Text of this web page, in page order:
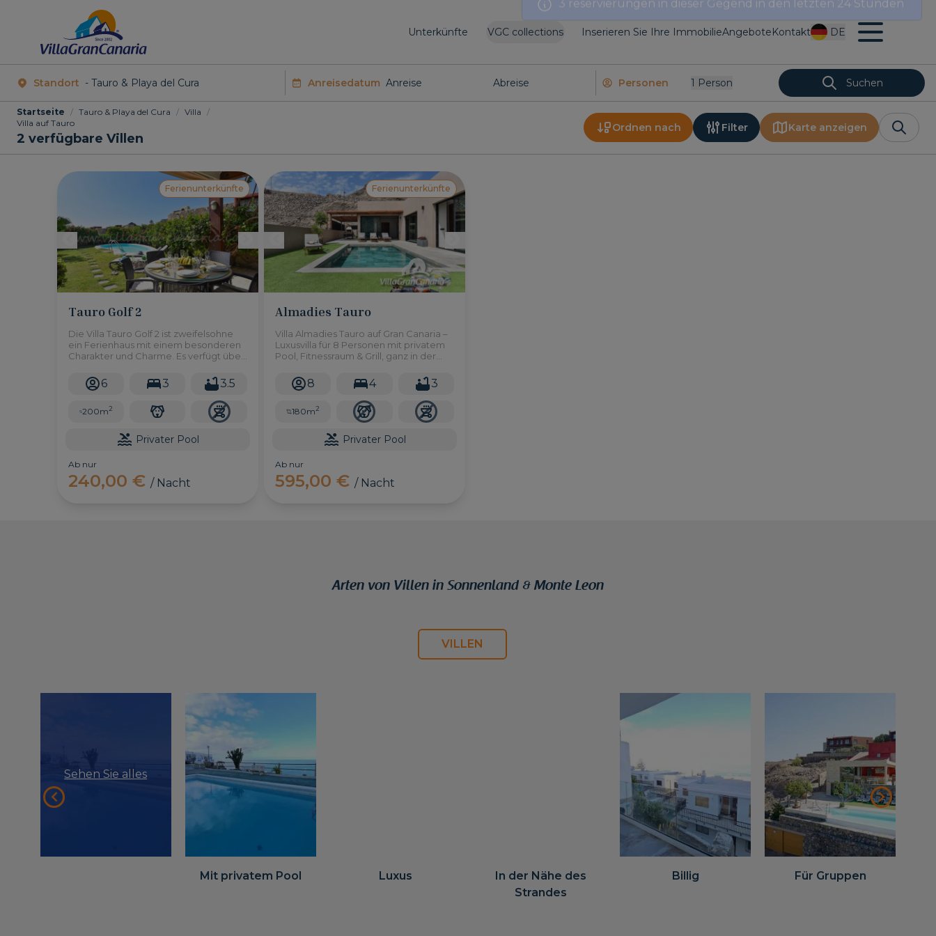
VGC collections Inserieren Sie Ihre ImmobilieAngeboteKontakt
Unterkünfte DE
Standort Anreisedatum Personen 1 Person Suchen
Startseite / Tauro & Playa del Cura / Villa /
Villa auf Tauro
2 verfügbare Villen
Ordnen nach Filter Karte anzeigen
Ferienunterkünfte
Tauro Golf 2
Die Villa Tauro Golf 2 ist zweifelsohne
ein Ferienhaus mit einem besonderen
Charakter und Charme. Es verfügt über
einen privaten Pool.
6 3 3.5
200m2
Privater Pool
Ab nur
240,00 € / Nacht
Ferienunterkünfte
Almadies Tauro
Villa Almadies Tauro auf Gran Canaria –
Luxusvilla für 8 Personen mit privatem
Pool, Fitnessraum & Grill, ganz in der
8 4 3
180m2
Privater Pool
Ab nur
595,00 € / Nacht
Arten von Villen in Sonnenland & Monte Leon
VILLEN
Sehen Sie alles
Mit privatem Pool Luxus
In der Nähe des
Strandes
Billig Für Gruppen